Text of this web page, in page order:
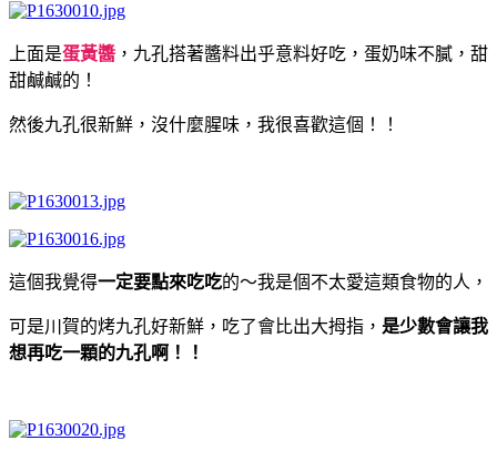
上面是蛋黃醬 ，九孔搭著醬料出乎意料好吃，蛋奶味不膩，甜
甜鹹鹹的！
然後九孔很新鮮，沒什麼腥味，我很喜歡這個！！
這個我覺得一定要點來吃吃的～我是個不太愛這類食物的人，
可是川賀的烤九孔好新鮮，吃了會比出大拇指， 是少數會讓我
想再吃一顆的九孔啊！！